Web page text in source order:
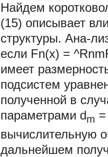
Найдем
(15) описывает
структуры. Ана-
если Fn(x) =
имеет
подсистем
полученной в
параметрами dm
вычислительную
дальнейшем